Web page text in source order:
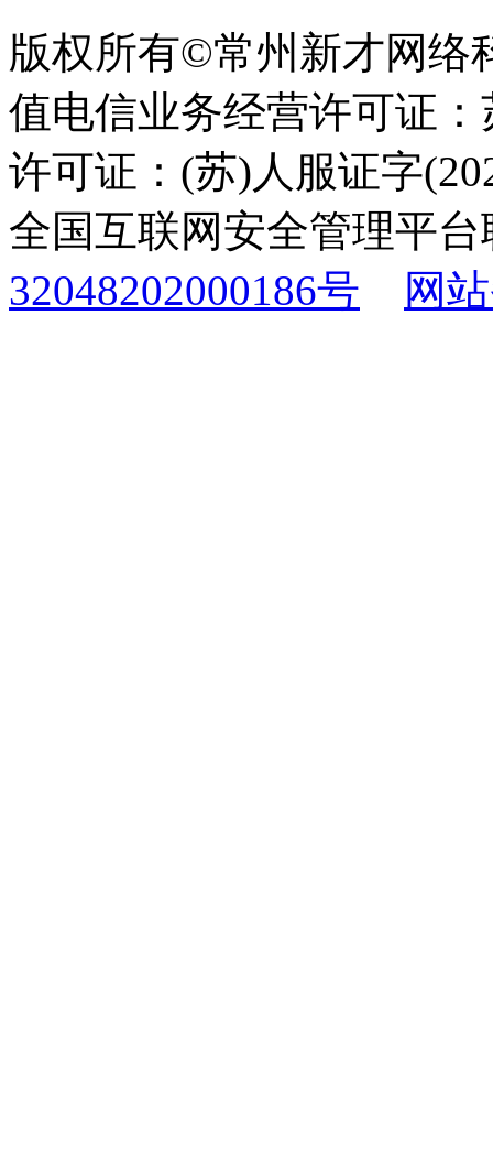
版权所有©常州新才网络
值电信业务经营许可证
许可证：(苏)人服证字
全国互联网安全管理平
32048202000186号
网